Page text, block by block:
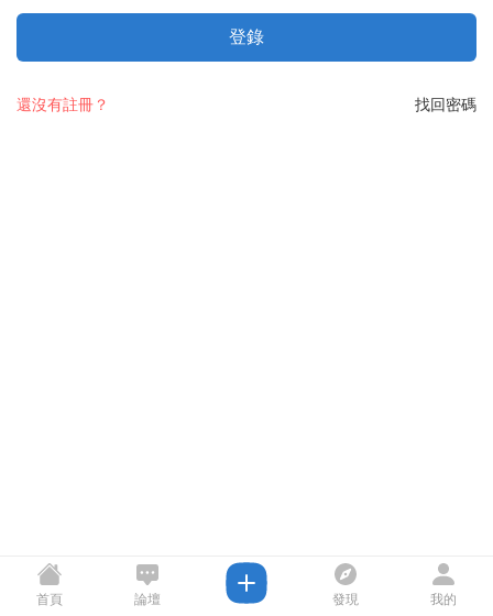
登錄
找回密碼
還沒有註冊？
首頁 論壇 發現 我的